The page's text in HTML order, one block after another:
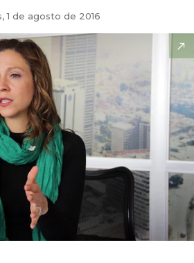
1 de agosto de 2016